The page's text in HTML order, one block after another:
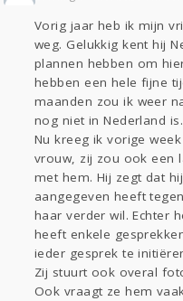
Gevraagd
Horen
Lezen
Vorig jaar heb ik mijn
weg. Gelukkig kent hij
plannen hebben om
hebben een hele fijne
maanden zou ik weer
nog niet in Nederland is.
Nu kreeg ik vorige
vrouw, zij zou ook een
met hem. Hij zegt dat
aangegeven heeft
haar verder wil. Echter
heeft enkele
ieder gesprek te
Zij stuurt ook overal
Ook vraagt ze hem